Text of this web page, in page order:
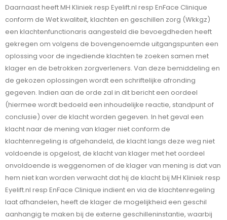
Daarnaast heeft MH Kliniek resp Eyelift.nl resp EnFace Clinique
conform de Wet kwaliteit, klachten en geschillen zorg (Wkkgz)
een klachtenfunctionaris aangesteld die bevoegdheden heeft
gekregen om volgens de bovengenoemde uitgangspunten een
oplossing voor de ingediende klachten te zoeken samen met
klager en de betrokken zorgverleners. Van deze bemiddeling en
de gekozen oplossingen wordt een schriftelijke afronding
gegeven. Indien aan de orde zal in dit bericht een oordeel
(hiermee wordt bedoeld een inhoudelijke reactie, standpunt of
conclusie) over de klacht worden gegeven. In het geval een
klacht naar de mening van klager niet conform de
klachtenregeling is afgehandeld, de klacht langs deze weg niet
voldoende is opgelost, de klacht van klager met het oordeel
onvoldoende is weggenomen of de klager van mening is dat van
hem niet kan worden verwacht dat hij de klacht bij MH Kliniek resp
Eyelift.nl resp EnFace Clinique indient en via de klachtenregeling
laat afhandelen, heeft de klager de mogelijkheid een geschil
aanhangig te maken bij de externe geschilleninstantie, waarbij